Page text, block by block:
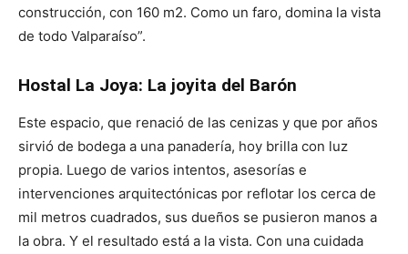
construcción, con 160 m2. Como un faro, domina la vista
de todo Valparaíso”.
Hostal La Joya: La joyita del Barón
Este espacio, que renació de las cenizas y que por años
sirvió de bodega a una panadería, hoy brilla con luz
propia. Luego de varios intentos, asesorías e
intervenciones arquitectónicas por reflotar los cerca de
mil metros cuadrados, sus dueños se pusieron manos a
la obra. Y el resultado está a la vista. Con una cuidada